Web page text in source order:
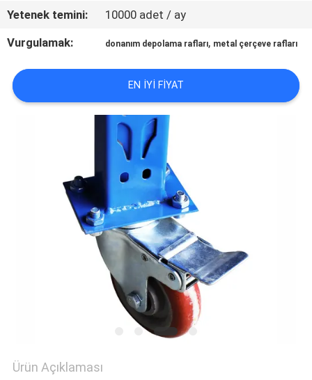
BIR
TEKLIF
ISTEĞI
SITE
PRIVACY
POLICY
Yetenek temini:
10000 adet / ay
Vurgulamak:
donanım depolama rafları, metal çerçeve rafları
EN IYI FIYAT
Ürün Açıklaması